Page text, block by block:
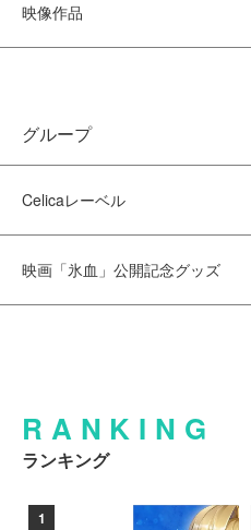
映像作品
グループ
Celicaレーベル
映画「氷血」公開記念グッズ
RANKING
ランキング
1